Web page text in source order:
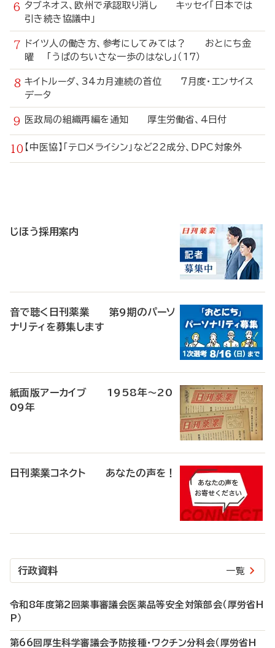
タブネオス、欧州で承認取り消し キッセイ「日本では
引き続き協議中」
ドイツ人の働き方、参考にしてみては？ おとにち金
曜 「うぱのちいさな一歩のはなし」（17）
キイトルーダ、34カ月連続の首位 7月度・エンサイス
データ
医政局の組織再編を通知 厚生労働省、4日付
【中医協】「テロメライシン」など22成分、DPC対象外
じほう採用案内
音で聴く日刊薬業 第9期のパーソ
ナリティを募集します
紙面版アーカイブ 1958年～20
09年
日刊薬業コネクト あなたの声を！
行政資料 一覧
令和8年度第2回薬事審議会医薬品等安全対策部会（厚労省H
P）
第66回厚生科学審議会予防接種・ワクチン分科会（厚労省H